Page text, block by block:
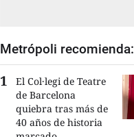
Metrópoli recomienda:
El Col·legi de Teatre
de Barcelona
quiebra tras más de
40 años de historia